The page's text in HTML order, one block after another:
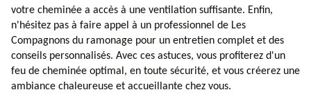
votre cheminée a accès à une ventilation suffisante. Enfin,
n'hésitez pas à faire appel à un professionnel de Les
Compagnons du ramonage pour un entretien complet et des
conseils personnalisés. Avec ces astuces, vous profiterez d'un
feu de cheminée optimal, en toute sécurité, et vous créerez une
ambiance chaleureuse et accueillante chez vous.